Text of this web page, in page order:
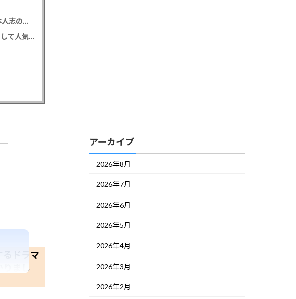
中居正広氏 「ひそかに被災地支援」か？ 2016年の熊本地震直後には現地で炊き出し 親友・松本人志の闘病に心を痛め、頻繁に連絡も
レインボー 池田直人と結婚の佐藤佳奈アナ AKB48合格、熱烈アイドルオタク「さかなちゃん」として人気に、7月末に読売テレビ退社
ドラマ
りまし
アーカイブ
2026年8月
2026年7月
2026年6月
2026年5月
2026年4月
2026年3月
2026年2月